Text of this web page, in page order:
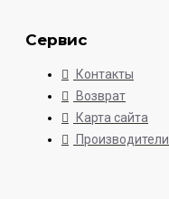
Сервис
Контакты
Возврат
Карта сайта
Производители